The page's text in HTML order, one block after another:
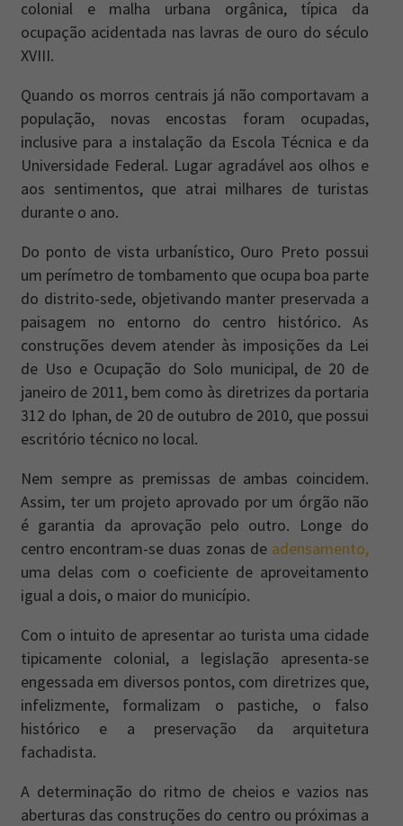
colonial e malha urbana orgânica, típica da
ocupação acidentada nas lavras de ouro do século
XVIII.
Quando os morros centrais já não comportavam a
população, novas encostas foram ocupadas,
inclusive para a instalação da Escola Técnica e da
Universidade Federal. Lugar agradável aos olhos e
aos sentimentos, que atrai milhares de turistas
durante o ano.
Do ponto de vista urbanístico, Ouro Preto possui
um perímetro de tombamento que ocupa boa parte
do distrito-sede, objetivando manter preservada a
paisagem no entorno do centro histórico. As
construções devem atender às imposições da Lei
de Uso e Ocupação do Solo municipal, de 20 de
janeiro de 2011, bem como às diretrizes da portaria
312 do Iphan, de 20 de outubro de 2010, que possui
escritório técnico no local.
Nem sempre as premissas de ambas coincidem.
Assim, ter um projeto aprovado por um órgão não
é garantia da aprovação pelo outro. Longe do
centro encontram-se duas zonas de adensamento,
uma delas com o coeficiente de aproveitamento
igual a dois, o maior do município.
Com o intuito de apresentar ao turista uma cidade
tipicamente colonial, a legislação apresenta-se
engessada em diversos pontos, com diretrizes que,
infelizmente, formalizam o pastiche, o falso
histórico e a preservação da arquitetura
fachadista.
A determinação do ritmo de cheios e vazios nas
aberturas das construções do centro ou próximas a